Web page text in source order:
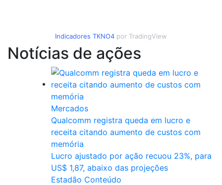
Indicadores TKNO4 por TradingView
Notícias de ações
Mercados
Qualcomm registra queda em lucro e
receita citando aumento de custos com
memória
Lucro ajustado por ação recuou 23%, para
US$ 1,87, abaixo das projeções
Estadão Conteúdo